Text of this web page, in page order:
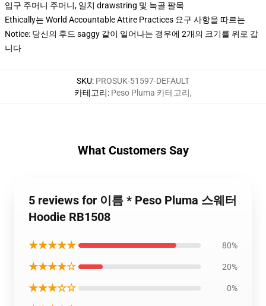
입구 주머니 주머니, 일치 drawstring 및 늑골 팔목
Ethically는 World Accountable Attire Practices 요구 사항을 따르는
Notice: 당신의 후드 saggy 같이 일어나는 경우에 2개의 크기를 위로 갑
니다
SKU: PROSUK-51597-DEFAULT
카테고리: Peso Pluma 카테고리,
What Customers Say
5 reviews for 이름 * Peso Pluma 스웨터
Hoodie RB1508
★★★★★ 80%
★★★★☆ 20%
★★★☆☆ 0%